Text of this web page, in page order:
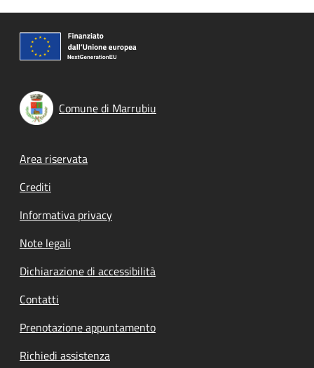
Comune di Marrubiu
Footer menu
Area riservata
Crediti
Informativa privacy
Note legali
Dichiarazione di accessibilità
Contatti
Prenotazione appuntamento
Richiedi assistenza